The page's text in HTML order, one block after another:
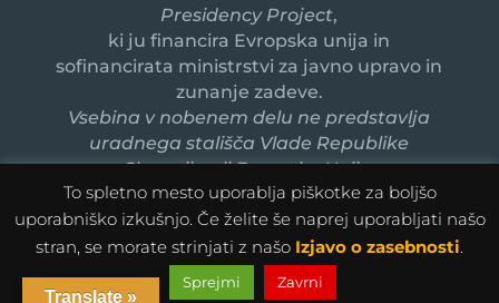
Presidency Project,
ki ju financira Evropska unija in
sofinancirata ministrstvi za javno upravo in
zunanje zadeve.
Vsebina v nobenem delu ne predstavlja
uradnega stališča Vlade Republike
Slovenije ali Evropske Unije.
To spletno mesto uporablja piškotke za boljšo
uporabniško izkušnjo. Če želite še naprej uporabljati našo
stran, se morate strinjati z našo Izjavo o zasebnosti.
Sprejmi Zavrni
Translate »